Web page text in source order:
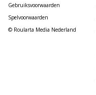
Gebruiksvoorwaarden
Spelvoorwaarden
© Roularta Media Nederland